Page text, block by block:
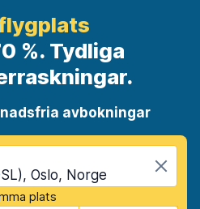
%. Tydliga
avbokningar
Oslo, Norge
plats